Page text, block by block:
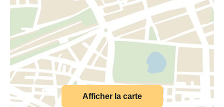
Afficher la carte